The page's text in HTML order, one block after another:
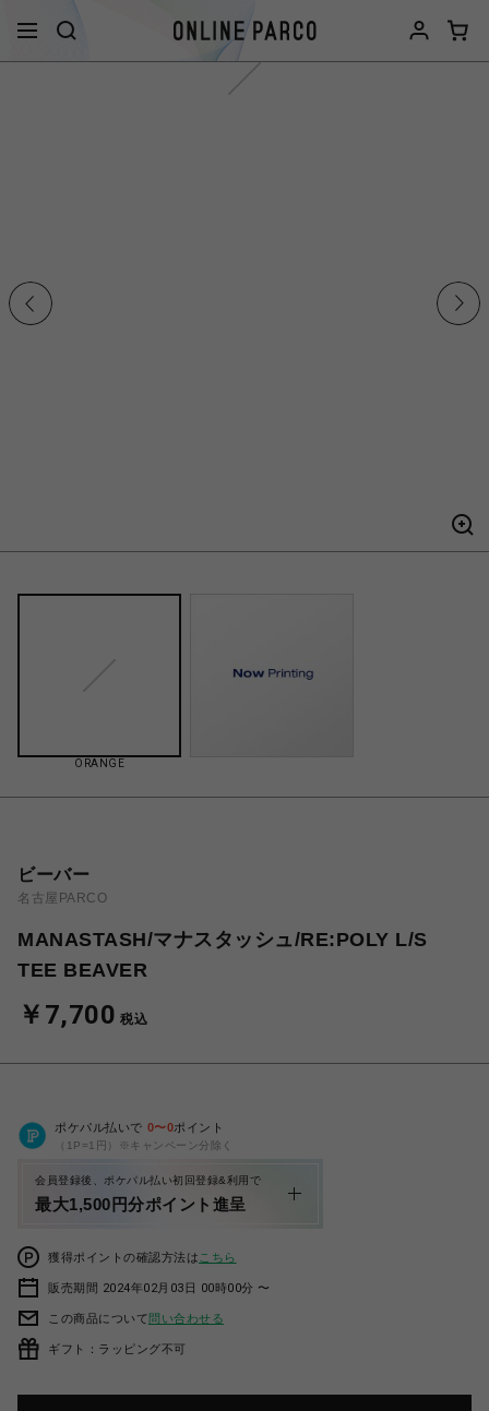
ORANGE
ビーバー
名古屋PARCO
MANASTASH/マナスタッシュ/RE:POLY L/S
TEE BEAVER
￥7,700 税込
ポケパル払いで 0〜0ポイント
（1P=1円）※キャンペーン分除く
会員登録後、ポケパル払い初回登録&利用で
最大1,500円分ポイント進呈
獲得ポイントの確認方法は こちら
販売期間 2024年02月03日 00時00分 〜
この商品について問い合わせる
ギフト：ラッピング不可